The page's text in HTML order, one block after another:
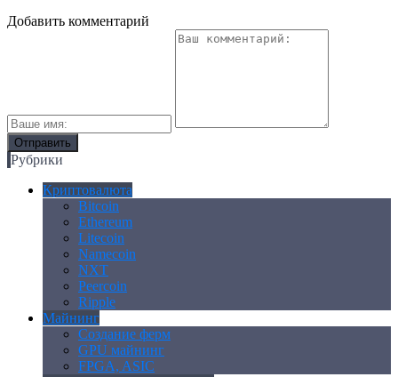
Добавить комментарий
Рубрики
Криптовалюта
Bitcoin
Ethereum
Litecoin
Namecoin
NXT
Peercoin
Ripple
Майнинг
Создание ферм
GPU майнинг
FPGA, ASIC